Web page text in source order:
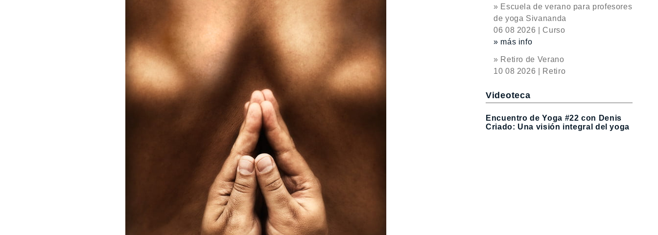
» Escuela de verano para profesores
de yoga Sivananda
06 08 2026 | Curso
» más info
» Retiro de Verano
10 08 2026 | Retiro
Videoteca
Encuentro de Yoga #22 con Denis
Criado: Una visión integral del yoga